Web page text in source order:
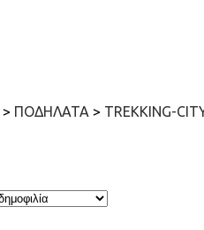
> ΠΟΔΗΛΑΤΑ > TREKKING-